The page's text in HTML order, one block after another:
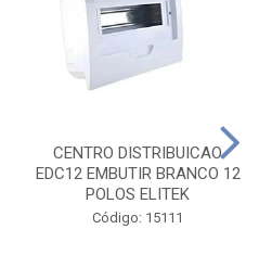
CENTRO DISTRIBUICAO
EDC12 EMBUTIR BRANCO 12
POLOS ELITEK
Código: 15111